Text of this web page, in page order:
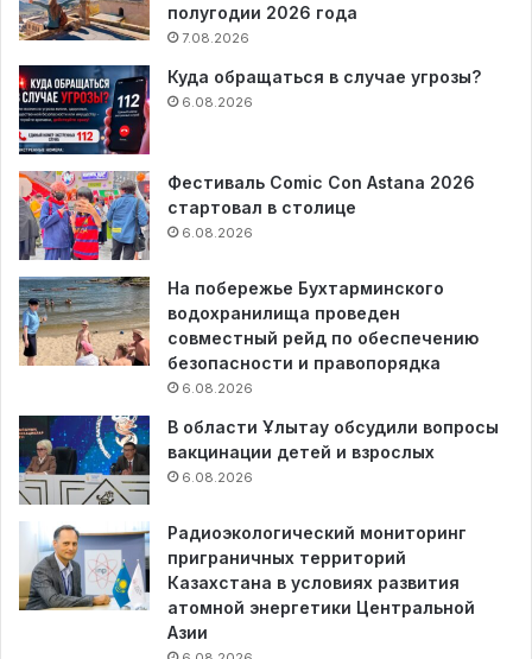
полугодии 2026 года
7.08.2026
Куда обращаться в случае угрозы?
6.08.2026
Фестиваль Comic Con Astana 2026
стартовал в столице
6.08.2026
На побережье Бухтарминского
водохранилища проведен
совместный рейд по обеспечению
безопасности и правопорядка
6.08.2026
В области Ұлытау обсудили вопросы
вакцинации детей и взрослых
6.08.2026
Радиоэкологический мониторинг
приграничных территорий
Казахстана в условиях развития
атомной энергетики Центральной
Азии